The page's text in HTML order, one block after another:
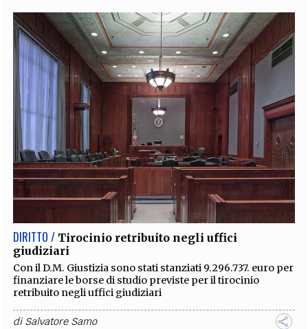
DIRITTO / Tirocinio retribuito negli uffici
giudiziari
Con il D.M. Giustizia sono stati stanziati 9.296.737. euro per
finanziare le borse di studio previste per il tirocinio
retribuito negli uffici giudiziari
diSalvatore Samo